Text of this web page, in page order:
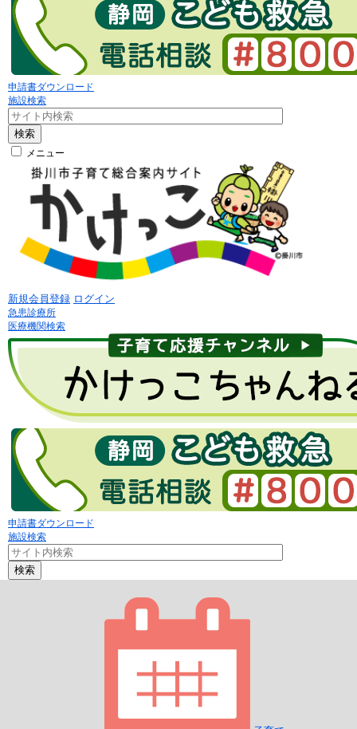
申請書ダウンロード
施設検索
検索
メニュー
新規会員登録 ログイン
急患診療所
医療機関検索
申請書ダウンロード
施設検索
検索